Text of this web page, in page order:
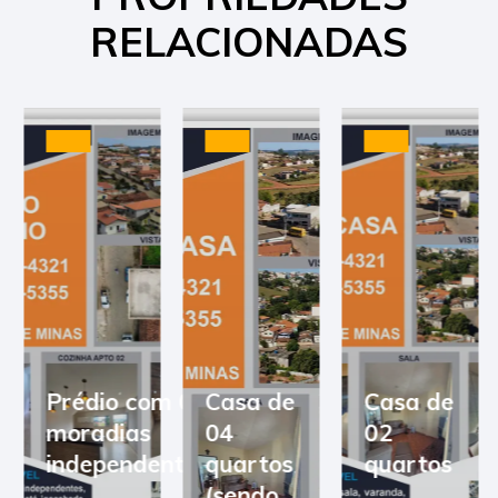
RELACIONADAS
Prédio com 03
moradias
independentes
Casa de
04
quartos
Casa de
02
quartos